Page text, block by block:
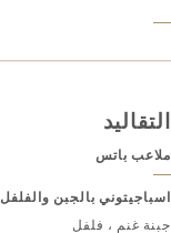
التقاليد
ملاعب باتس
اسباجيتوني بالجبن والفلفل
جبنة غنم ، فلفل